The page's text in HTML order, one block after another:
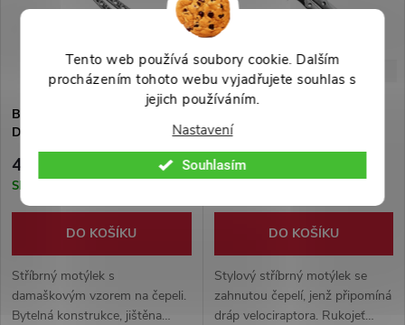
Tento web používá soubory cookie. Dalším
procházením tohoto webu vyjadřujete souhlas s
jejich používáním.
Nastavení
Souhlasím
-44%
Balisong "SILVER
DAMASCUS SABRE" stříbrný
499 Kč
Skladem
DO KOŠÍKU
Stříbrný motýlek s
damaškovým vzorem na čepeli.
Bytelná konstrukce, jištěna
-33%
469 Kč
DO KOŠÍKU
Stylový stříbrný motýlek se
zahnutou čepelí, jenž připomíná
dráp velociraptora. Rukojeť